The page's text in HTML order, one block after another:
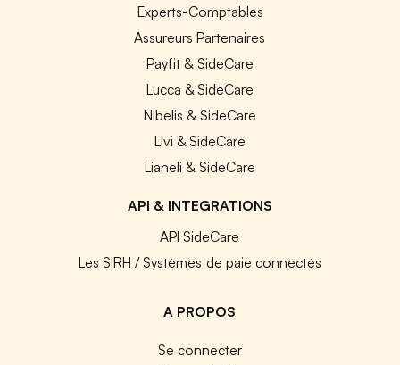
Experts-Comptables
Assureurs Partenaires
Payfit & SideCare
Lucca & SideCare
Nibelis & SideCare
Livi & SideCare
Lianeli & SideCare
API & INTEGRATIONS
API SideCare
Les SIRH / Systèmes de paie connectés
A PROPOS
Se connecter